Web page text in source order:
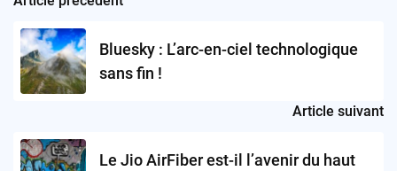
Post
navigationBluesky : L’arc-en-ciel technologique
sans fin !
Article suivant
Le Jio AirFiber est-il l’avenir du haut